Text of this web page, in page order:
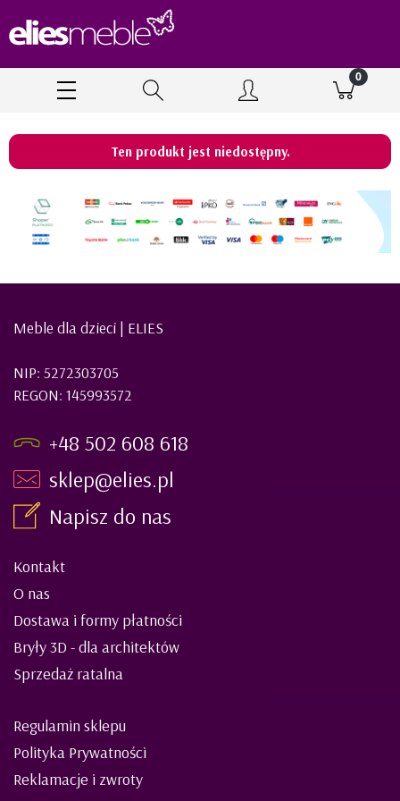
Ten produkt jest niedostępny.
Meble dla dzieci | ELIES
NIP: 5272303705
REGON: 145993572
+48 502 608 618
sklep@elies.pl
Napisz do nas
Kontakt
O nas
Dostawa i formy płatności
Bryły 3D - dla architektów
Sprzedaż ratalna
Regulamin sklepu
Polityka Prywatności
Reklamacje i zwroty